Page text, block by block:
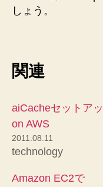
しょう。
関連
aiCacheセットア
on AWS
2011.08.11
technology
Amazon EC2で